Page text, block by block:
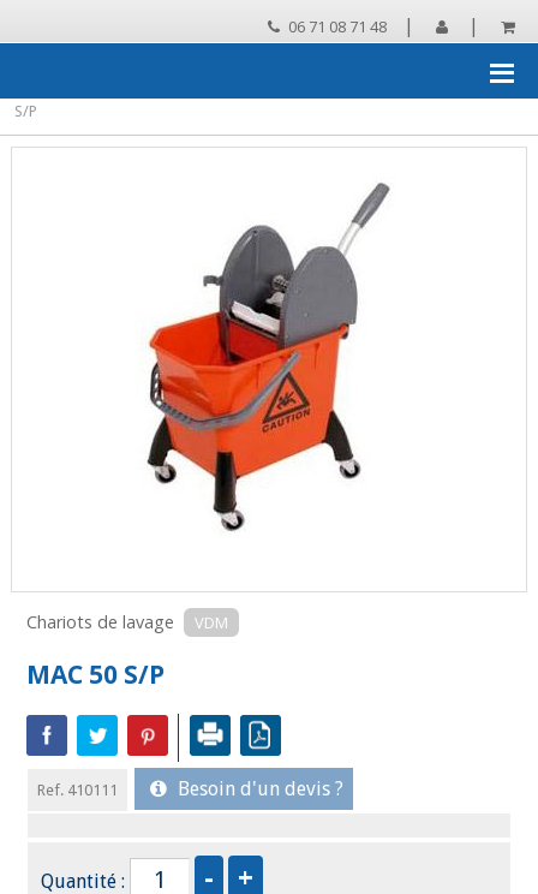
06 71 08 71 48 | |
Chariots de
VDM MAC 50
S/P
Chariots de lavage VDM
MAC 50 S/P
Ref. 410111 Besoin d'un devis ?
Quantité :